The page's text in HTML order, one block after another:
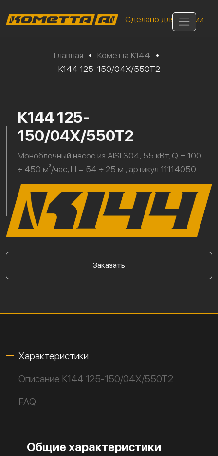
Сделано для России
Главная • Кометта К144
•
К144 125-150/04Х/550Т2
К144 125-
150/04Х/550Т2
Моноблочный насос из AISI 304, 55 кВт, Q = 100
÷ 450 м³/час, H = 54 ÷ 25 м., артикул 11114050
Заказать
Характеристики
Описание К144 125-150/04Х/550Т2
FAQ
Общие характеристики